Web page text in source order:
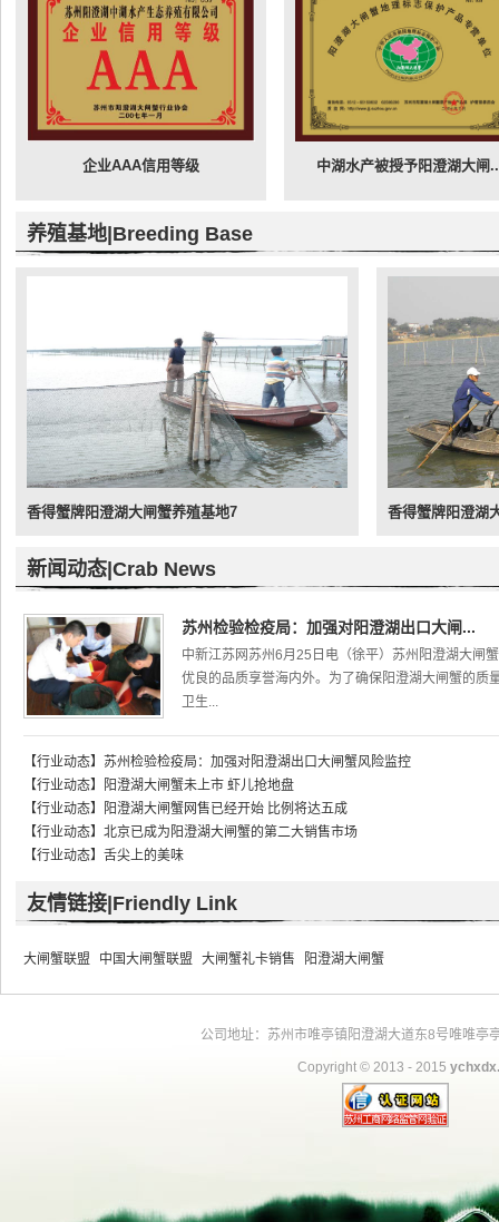
企业AAA信用等级 中湖水产被授予阳澄湖大闸
查看大图 查看
养殖基地|Breeding Base
香得蟹牌阳澄湖大闸蟹养殖基地7 香得蟹牌阳澄湖
新闻动态|Crab News
苏州检验检疫局：加强对阳澄湖出口大闸...
中新江苏网苏州6月25日电（徐平）苏州阳澄湖大闸
优良的品质享誉海内外。为了确保阳澄湖大闸蟹的质
卫生...
【行业动态】 苏州检验检疫局：加强对阳澄湖出口大闸蟹风险监控
【行业动态】
阳澄湖大闸蟹未上市 虾儿抢地盘
【行业动态】
阳澄湖大闸蟹网售已经开始 比例将达五成
【行业动态】 北京已成为阳澄湖大闸蟹的第二大销售市场
【行业动态】 舌尖上的美味
友情链接|Friendly Link
大闸蟹联盟 中国大闸蟹联盟 大闸蟹礼卡销售 阳澄湖大闸蟹
公司地址：苏州市唯亭镇阳澄湖大道东8号唯唯
Copyright © 2013 - 2015